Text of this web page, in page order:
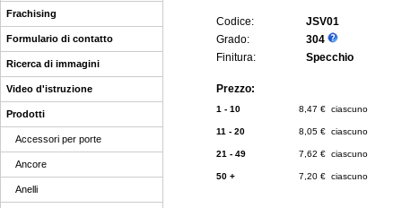
Frachising
Formulario di contatto
Ricerca di immagini
Video d'istruzione
Prodotti
Accessori per porte
Ancore
Anelli
Codice:
JSV01
Grado:
304
Finitura:
Specchio
Prezzo:
1 - 10 8,47 € ciascuno
11 - 20 8,05 € ciascuno
21 - 49 7,62 € ciascuno
50 + 7,20 € ciascuno